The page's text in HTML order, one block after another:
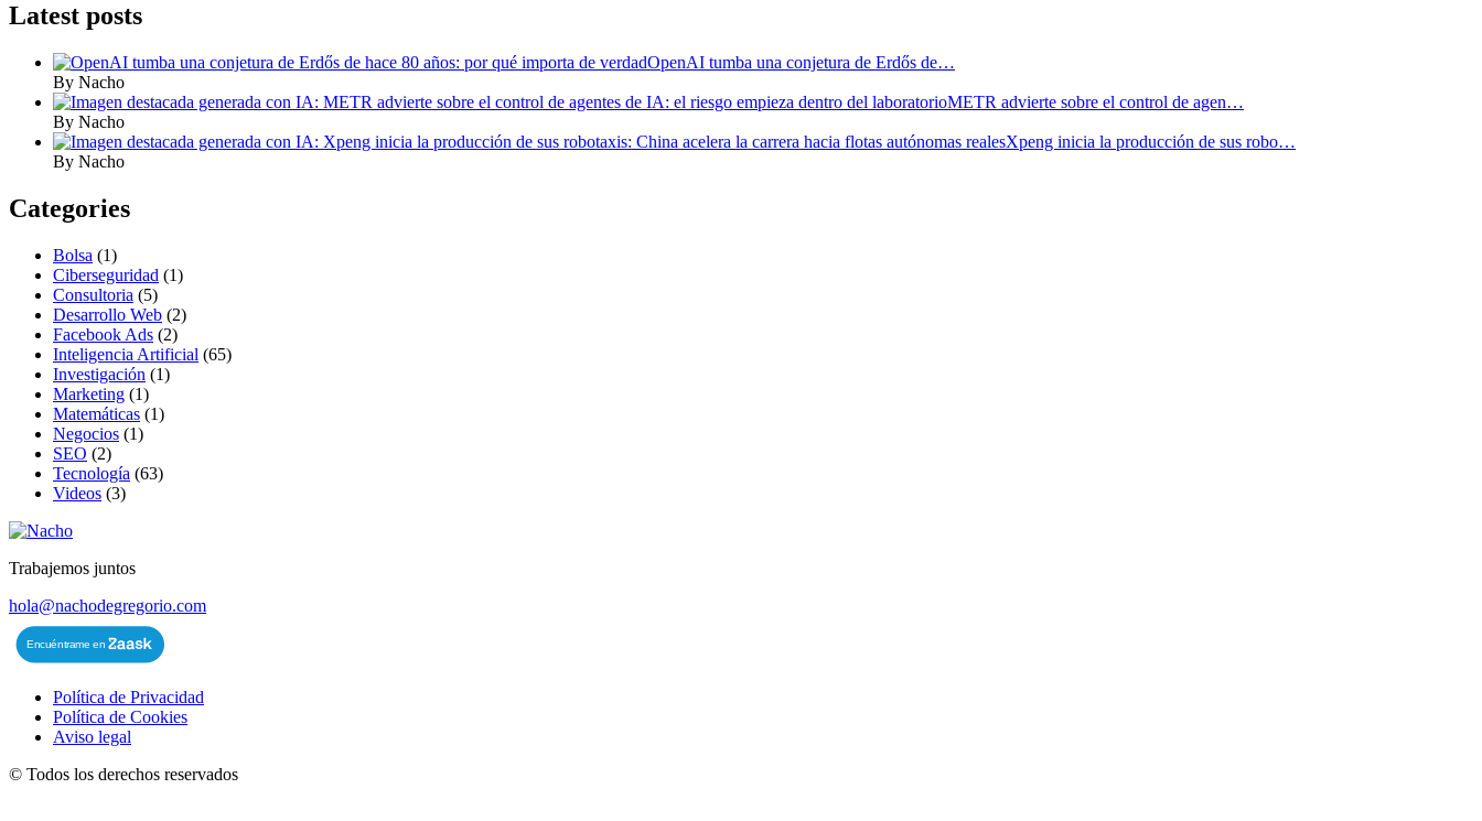
Latest posts
OpenAI tumba una conjetura de Erdős de…
By Nacho
METR advierte sobre el control de agen…
By Nacho
Xpeng inicia la producción de sus robo…
By Nacho
Categories
Bolsa (1)
Ciberseguridad (1)
Consultoria (5)
Desarrollo Web (2)
Facebook Ads (2)
Inteligencia Artificial (65)
Investigación (1)
Marketing (1)
Matemáticas (1)
Negocios (1)
SEO (2)
Tecnología (63)
Videos (3)
Trabajemos juntos
hola@nachodegregorio.com
Política de Privacidad
Política de Cookies
Aviso legal
© Todos los derechos reservados